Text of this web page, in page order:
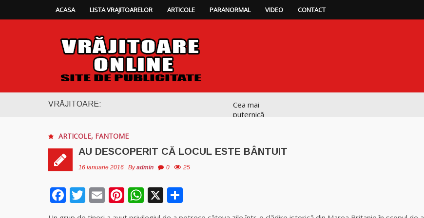
ACASA LISTA VRAJITOARELOR ARTICOLE PARANORMAL VIDEO CONTACT
VRĂJITOARE:
Cea mai
puternică
neagră Vanessa
ARTICOLE, FANTOME
AU DESCOPERIT CĂ LOCUL ESTE BÂNTUIT
16 ianuarie 2016 Byadmin 0 25
Facebook
Twitter
EmailPinterest
WhatsApp
X